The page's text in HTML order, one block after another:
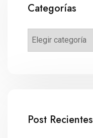
Categorías
Post Recientes